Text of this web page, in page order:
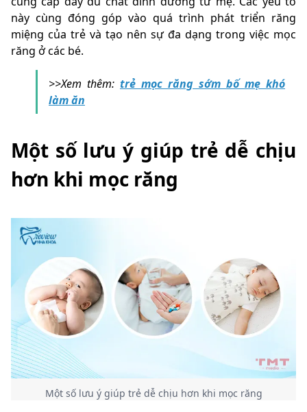
này cùng đóng góp vào quá trình phát triển răng
miệng của trẻ và tạo nên sự đa dạng trong việc mọc
răng ở các bé.
>>Xem thêm: trẻ mọc răng sớm bố mẹ khó
làm ăn
Một số lưu ý giúp trẻ dễ chịu
hơn khi mọc răng
Một số lưu ý giúp trẻ dễ chịu hơn khi mọc răng